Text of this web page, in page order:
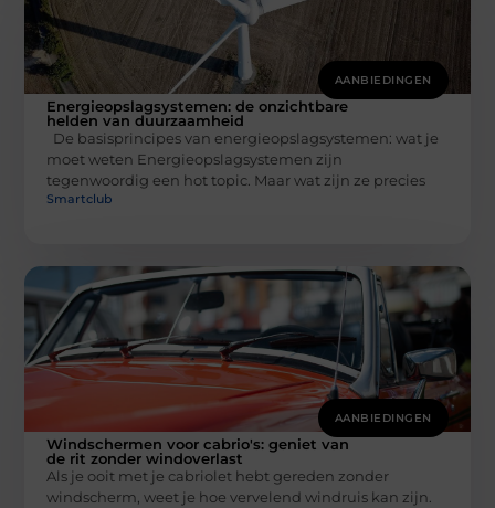
AANBIEDINGEN
Energieopslagsystemen: de onzichtbare
helden van duurzaamheid
De basisprincipes van energieopslagsystemen: wat je
moet weten Energieopslagsystemen zijn
tegenwoordig een hot topic. Maar wat zijn ze precies
Smartclub
AANBIEDINGEN
Windschermen voor cabrio's: geniet van
de rit zonder windoverlast
Als je ooit met je cabriolet hebt gereden zonder
windscherm, weet je hoe vervelend windruis kan zijn.